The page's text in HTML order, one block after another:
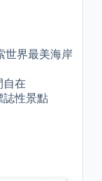
世界最美海岸
自在
誌性景點